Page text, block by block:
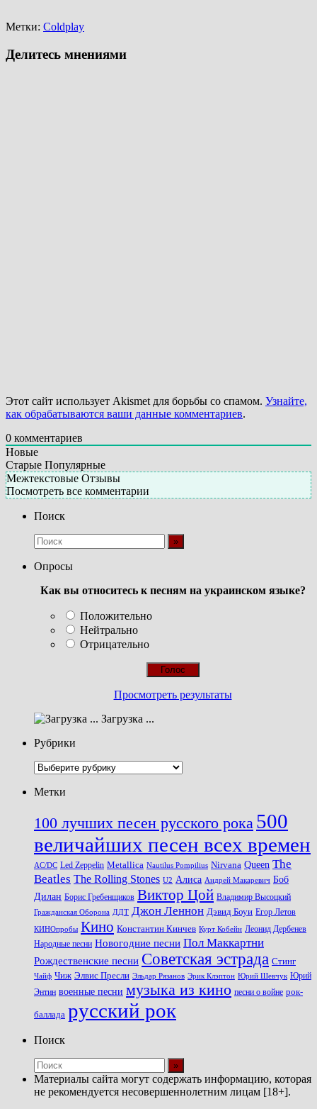
Метки: Coldplay
Делитесь мнениями
Этот сайт использует Akismet для борьбы со спамом. Узнайте,
как обрабатываются ваши данные комментариев.
0 комментариев
Новые
Старые Популярные
Межтекстовые Отзывы
Посмотреть все комментарии
Поиск
Опросы
Как вы относитесь к песням на украинском языке?
Положительно
Нейтрально
Отрицательно
Просмотреть результаты
Загрузка ...
Рубрики
Рубрики
Метки
100 лучших песен русского рока 500
величайших песен всех времен
AC/DC Led Zeppelin Metallica Nautilus Pompilius Nirvana Queen The
Beatles The Rolling Stones U2 Алиса Андрей Макаревич Боб
Дилан Борис Гребенщиков Виктор Цой Владимир Высоцкий
Гражданская Оборона ДДТ Джон Леннон Дэвид Боуи Егор Летов
КИНОпробы Кино Константин Кинчев Курт Кобейн Леонид Дербенев
Народные песни Новогодние песни Пол Маккартни
Рождественские песни Советская эстрада Стинг
Чайф Чиж Элвис Пресли Эльдар Рязанов Эрик Клэптон Юрий Шевчук Юрий
Энтин военные песни музыка из кино песни о войне рок-
баллада русский рок
Поиск
Материалы сайта могут содержать информацию, которая
не рекомендуется несовершеннолетним лицам [18+].